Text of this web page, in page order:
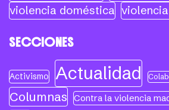
violencia doméstica
SECCIONES
Activismo Actualidad
Columnas Contra la violencia